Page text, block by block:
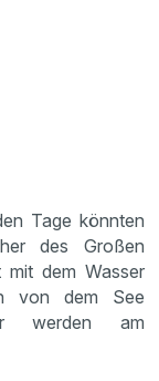
Tage könnten
des Großen
mit dem Wasser
von dem See
werden am